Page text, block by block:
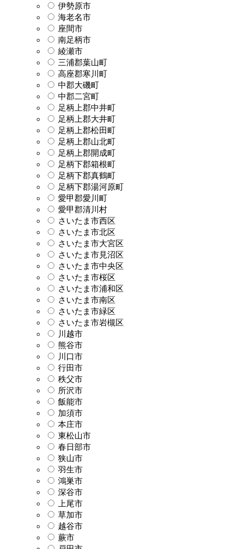
伊勢原市
海老名市
座間市
南足柄市
綾瀬市
三浦郡葉山町
高座郡寒川町
中郡大磯町
中郡二宮町
足柄上郡中井町
足柄上郡大井町
足柄上郡松田町
足柄上郡山北町
足柄上郡開成町
足柄下郡箱根町
足柄下郡真鶴町
足柄下郡湯河原町
愛甲郡愛川町
愛甲郡清川村
さいたま市西区
さいたま市北区
さいたま市大宮区
さいたま市見沼区
さいたま市中央区
さいたま市桜区
さいたま市浦和区
さいたま市南区
さいたま市緑区
さいたま市岩槻区
川越市
熊谷市
川口市
行田市
秩父市
所沢市
飯能市
加須市
本庄市
東松山市
春日部市
狭山市
羽生市
鴻巣市
深谷市
上尾市
草加市
越谷市
蕨市